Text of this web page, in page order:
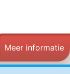
Meer informatie